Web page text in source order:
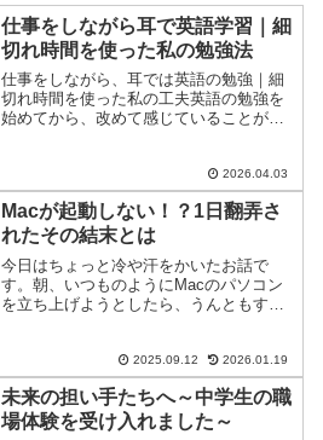
仕事をしながら耳で英語学習｜細
切れ時間を使った私の勉強法
仕事をしながら、耳では英語の勉強｜細
切れ時間を使った私の工夫英語の勉強を
始めてから、改めて感じていることがあ
に難しいということです。仕事をしてい
ると、まとまった時間を確...
2026.04.03
Macが起動しない！？1日翻弄さ
れたその結末とは
今日はちょっと冷や汗をかいたお話で
す。朝、いつものようにMacのパソコン
を立ち上げようとしたら、うんともすん
「MacBookの修理には対応してません」
とのこと。仕方なく2件目...
2025.09.12 2026.01.19
未来の担い手たちへ～中学生の職
場体験を受け入れました～